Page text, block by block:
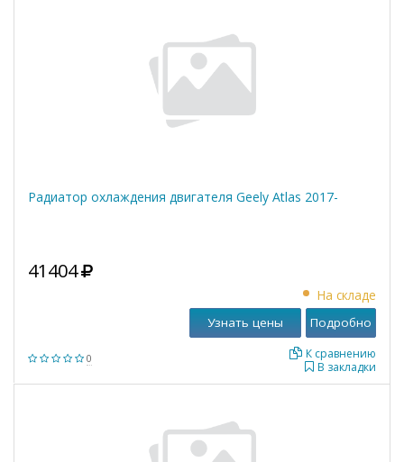
Радиатор охлаждения двигателя Geely Atlas 2017-
0
41404
На складе
В закладки
К сравнению
Узнать цены Подробно